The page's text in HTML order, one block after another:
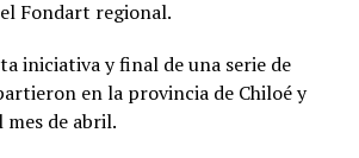
Fondart regional.
iniciativa y final de una serie de
en la provincia de Chiloé y
mes de abril.